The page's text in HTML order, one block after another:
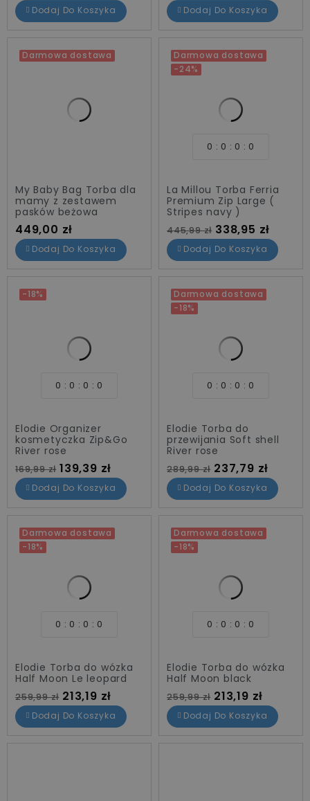
Dodaj Do Koszyka Dodaj Do Koszyka
Darmowa dostawa
My Baby Bag Torba dla
mamy z zestawem
pasków beżowa
Cena
449,00 zł
Dodaj Do Koszyka
Darmowa dostawa
-24%
0 0 0 0
La Millou Torba Ferria
Premium Zip Large (
Stripes navy )
Cena standardowa
445,99 zł Cena
338,95 zł
Dodaj Do Koszyka
-18%
0 0 0 0
Elodie Organizer
kosmetyczka Zip&Go
River rose
Cena standardowa
169,99 zł Cena
139,39 zł
Dodaj Do Koszyka
Darmowa dostawa
-18%
0 0 0 0
Elodie Torba do
przewijania Soft shell
River rose
Cena standardowa
289,99 zł Cena
237,79 zł
Dodaj Do Koszyka
Darmowa dostawa
-18%
0 0 0 0
Elodie Torba do wózka
Half Moon Le leopard
Cena standardowa
259,99 zł Cena
213,19 zł
Dodaj Do Koszyka
Darmowa dostawa
-18%
0 0 0 0
Elodie Torba do wózka
Half Moon black
Cena standardowa
259,99 zł Cena
213,19 zł
Dodaj Do Koszyka